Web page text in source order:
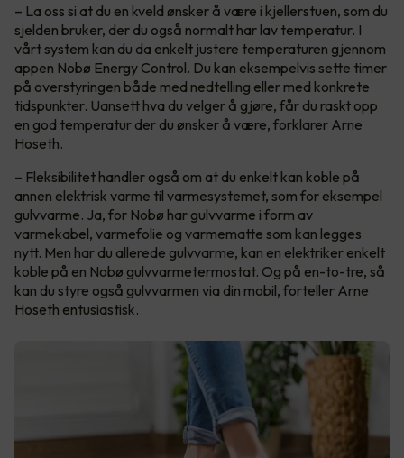
– La oss si at du en kveld ønsker å være i kjellerstuen, som du
sjelden bruker, der du også normalt har lav temperatur. I
vårt system kan du da enkelt justere temperaturen gjennom
appen Nobø Energy Control. Du kan eksempelvis sette timer
på overstyringen både med nedtelling eller med konkrete
tidspunkter. Uansett hva du velger å gjøre, får du raskt opp
en god temperatur der du ønsker å være, forklarer Arne
Hoseth.
– Fleksibilitet handler også om at du enkelt kan koble på
annen elektrisk varme til varmesystemet, som for eksempel
gulvvarme. Ja, for Nobø har gulvvarme i form av
varmekabel, varmefolie og varmematte som kan legges
nytt. Men har du allerede gulvvarme, kan en elektriker enkelt
koble på en Nobø gulvvarmetermostat. Og på en-to-tre, så
kan du styre også gulvvarmen via din mobil, forteller Arne
Hoseth entusiastisk.